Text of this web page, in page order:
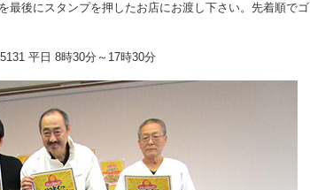
最後にスタンプを押したお店にお渡し下さい。先着順でゴ
平日 8時30分～17時30分